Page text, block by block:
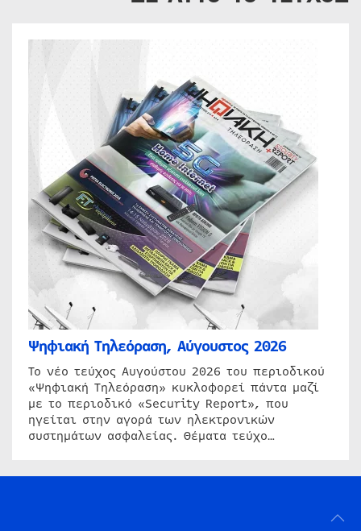
Ψηφιακή Τηλεόραση, Αύγουστος 2026
Το νέο τεύχος Αυγούστου 2026 του περιοδικού
«Ψηφιακή Τηλεόραση» κυκλοφορεί πάντα μαζί
με το περιοδικό «Security Report», που
ηγείται στην αγορά των ηλεκτρονικών
συστημάτων ασφαλείας. Θέματα τεύχο…